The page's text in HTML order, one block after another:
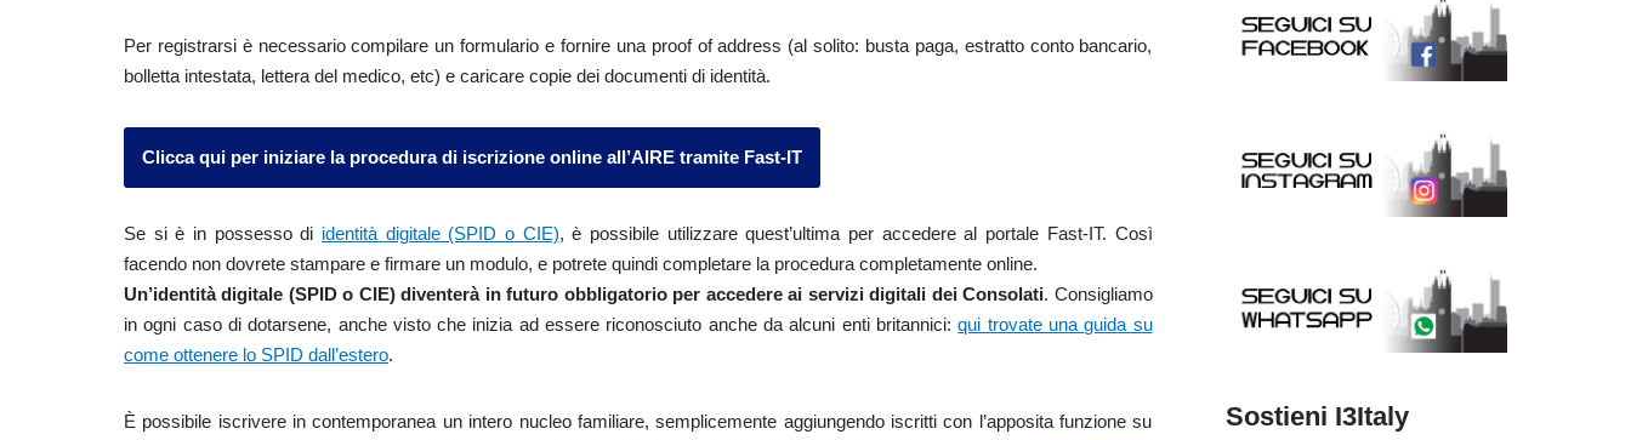
Per registrarsi è necessario compilare un formulario e fornire una proof of address (al solito: busta paga, estratto conto bancario,
bolletta intestata, lettera del medico, etc) e caricare copie dei documenti di identità.
Clicca qui per iniziare la procedura di iscrizione online all’AIRE tramite Fast-IT
Se si è in possesso di identità digitale (SPID o CIE), è possibile utilizzare quest’ultima per accedere al portale Fast-IT. Così
facendo non dovrete stampare e firmare un modulo, e potrete quindi completare la procedura completamente online.
Un’identità digitale (SPID o CIE) diventerà in futuro obbligatorio per accedere ai servizi digitali dei Consolati. Consigliamo
in ogni caso di dotarsene, anche visto che inizia ad essere riconosciuto anche da alcuni enti britannici:qui trovate una guida su
come ottenere lo SPID dall’estero.
È possibile iscrivere in contemporanea un intero nucleo familiare, semplicemente aggiungendo iscritti con l’apposita funzione su
Sostieni I3Italy